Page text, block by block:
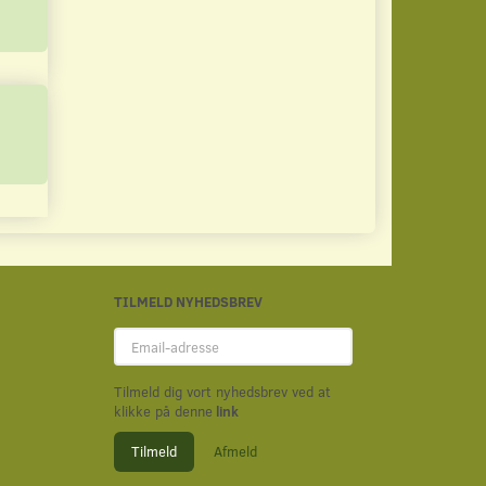
TILMELD NYHEDSBREV
Email-
adresse
Tilmeld dig vort nyhedsbrev ved at
klikke på denne link
Tilmeld Afmeld